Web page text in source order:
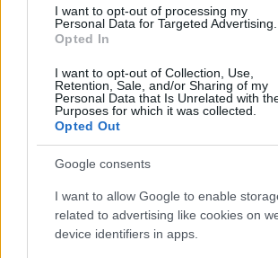
I want to opt-out of processing my
Personal Data for Targeted Advertising.
Opted In
I want to opt-out of Collection, Use,
Retention, Sale, and/or Sharing of my
Personal Data that Is Unrelated with
Purposes for which it was collected.
Opted Out
Google consents
I want to allow Google to enable
related to advertising like cookies on
device identifiers in apps.
Το στοίχημα για το 2026 είναι η
μετάβαση σε ένα σύστημα όπου η
πληροφορία.
ΔΙΑΦΗΜΙΣΗ